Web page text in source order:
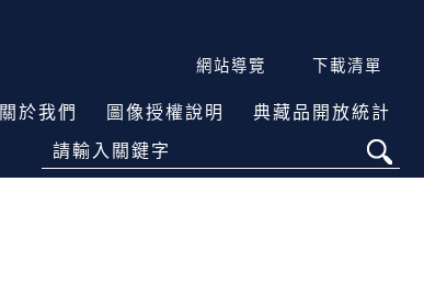
網站導覽 下載清單
關於我們 圖像授權說明 典藏品開放統計
請輸入關鍵字